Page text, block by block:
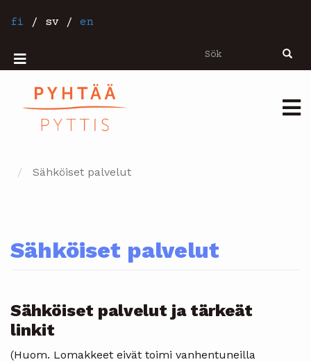
tillfi / sv / en
Sök Sök
Mobiilivalikko
Sähköiset palvelut
Sähköiset palvelut
Sähköiset palvelut ja tärkeät
linkit
(Huom. Lomakkeet eivät toimi vanhentuneilla